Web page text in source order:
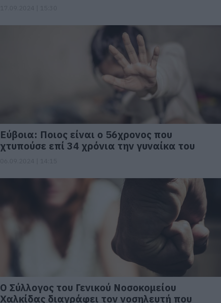
Εύβοια: Ποιος είναι ο 56χρονος που
χτυπούσε επί 34 χρόνια την γυναίκα του
Ο Σύλλογος του Γενικού Νοσοκομείου
Χαλκίδας διαγράφει τον νοσηλευτή που